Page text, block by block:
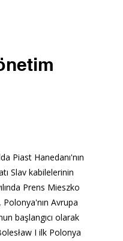
Piast Hanedanı'nın
Slav kabilelerinin
Prens Mieszko
Polonya'nın Avrupa
başlangıcı olarak
I ilk Polonya